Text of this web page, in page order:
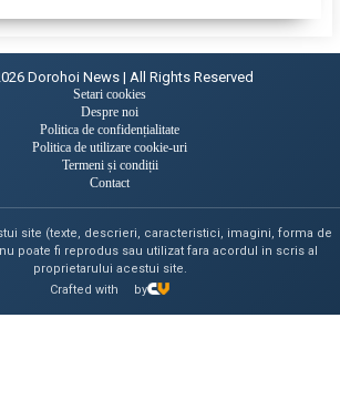
Dorohoi News | All Rights Reserved
Setari cookies
Despre noi
Politica de confidențialitate
Politica de utilizare cookie-uri
Termeni și condiții
Contact
site (texte, descrieri, caracteristici, imagini, forma de
poate fi reprodus sau utilizat fara acordul in scris al
proprietarului acestui site.
Crafted with
by